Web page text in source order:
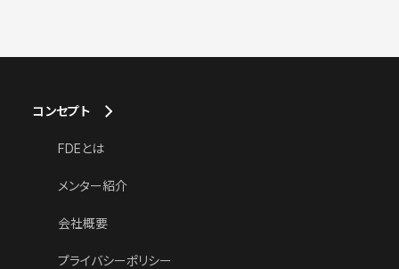
コンセプト
FDEとは
メンター紹介
会社概要
プライバシーポリシー